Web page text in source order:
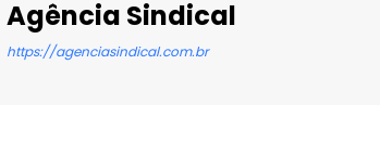
Agência Sindical
https://agenciasindical.com.br